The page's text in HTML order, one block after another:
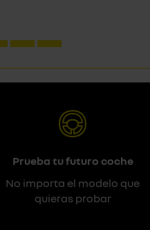
Prueba tu futuro coche
No importa el modelo que
quieras probar